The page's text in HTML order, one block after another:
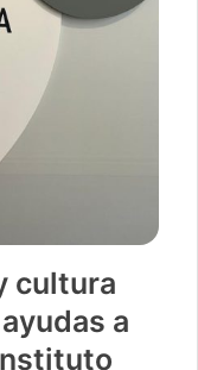
cultura
a